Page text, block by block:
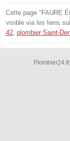
Cette page "FAURE
visible via les liens
42, plombier Saint-